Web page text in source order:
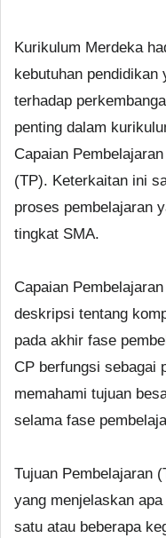
Kurikulum Merdeka
kebutuhan
terhadap
penting dalam
Capaian
(TP). Keterkaitan ini
proses pembelajaran
tingkat SMA.
Capaian
deskripsi tentang
pada akhir fase
CP berfungsi sebagai
memahami tujuan
selama fase
Tujuan Pembelajaran
yang menjelaskan
satu atau beberapa